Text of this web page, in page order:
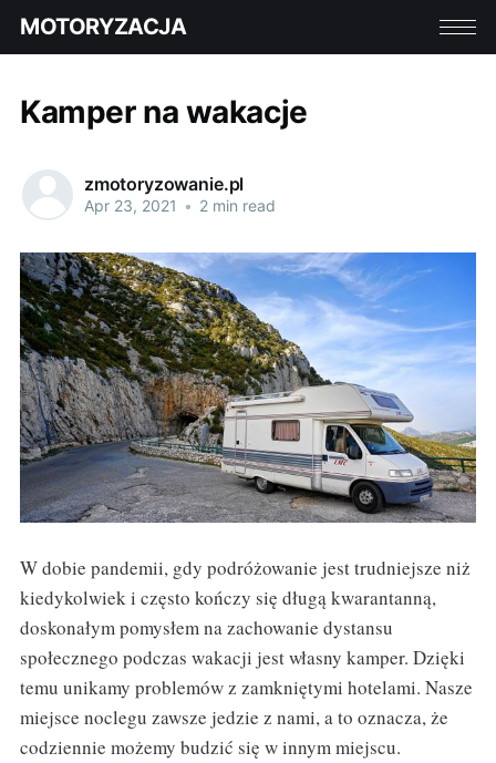
MOTORYZACJA
Kamper na wakacje
zmotoryzowanie.pl
Apr 23, 2021 • 2 min read
W dobie pandemii, gdy podróżowanie jest trudniejsze niż
kiedykolwiek i często kończy się długą kwarantanną,
doskonałym pomysłem na zachowanie dystansu
społecznego podczas wakacji jest własny kamper. Dzięki
temu unikamy problemów z zamkniętymi hotelami. Nasze
miejsce noclegu zawsze jedzie z nami, a to oznacza, że
codziennie możemy budzić się w innym miejscu.